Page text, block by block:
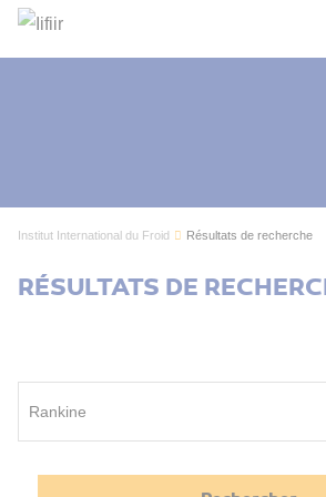
Institut International du Froid Résultats de recherche
RÉSULTATS DE